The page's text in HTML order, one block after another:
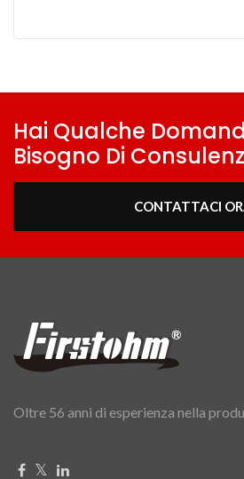
Hai Qualche
Bisogno Di
CONTATTACI
Oltre 56 anni di esperienza nella